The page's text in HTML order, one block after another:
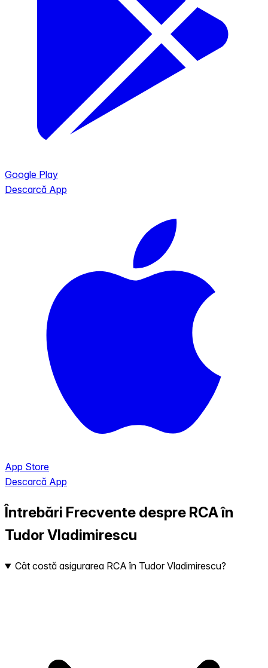
Google Play
Descarcă App
App Store
Descarcă App
Întrebări Frecvente despre RCA în
Tudor Vladimirescu
Cât costă asigurarea RCA în Tudor Vladimirescu?